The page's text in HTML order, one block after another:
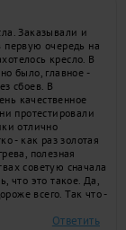
Заказывали и
очередь на
кресло. В
было, главное -
сбоев. В
качественное
протестировали
отлично
- как раз золотая
полезная
советую сначала
что это такое. Да,
всего. Так что -
Ответить